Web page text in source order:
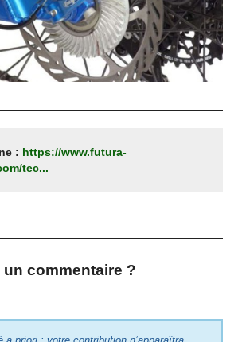
: https://www.futura-
tec...
un commentaire ?